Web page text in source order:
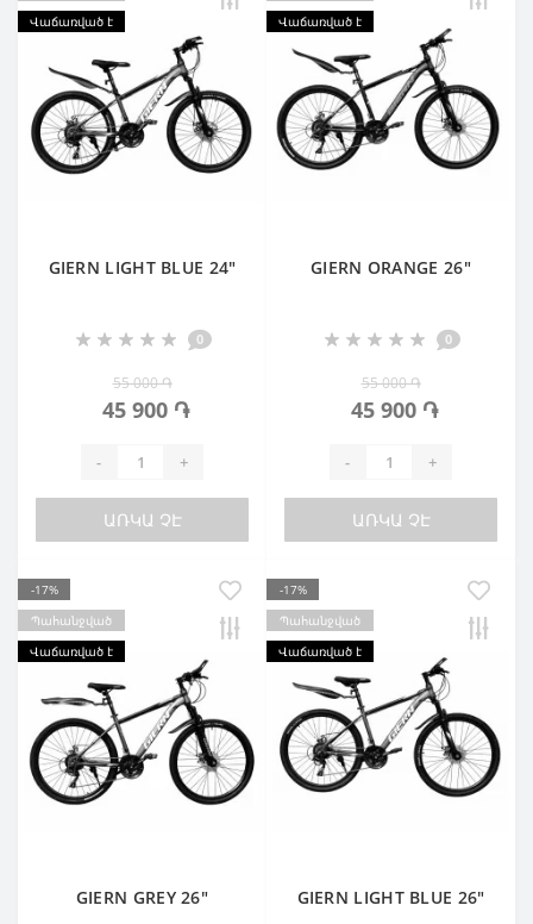
Վաճառված է
GIERN LIGHT BLUE 24"
0
55 000 ֏
45 900 ֏
- +
ԱՌԿԱ ՉԷ
Վաճառված է
GIERN ORANGE 26"
0
55 000 ֏
45 900 ֏
- +
ԱՌԿԱ ՉԷ
-17%
Պահանջված
Վաճառված է
GIERN GREY 26"
-17%
Պահանջված
Վաճառված է
GIERN LIGHT BLUE 26"